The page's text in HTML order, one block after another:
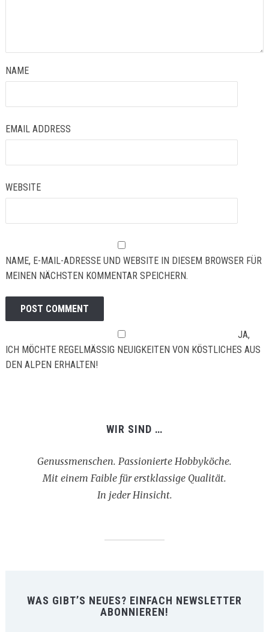
NAME
EMAIL ADDRESS
WEBSITE
NAME, E-MAIL-ADRESSE UND WEBSITE IN DIESEM BROWSER FÜR
MEINEN NÄCHSTEN KOMMENTAR SPEICHERN.
JA,
ICH MÖCHTE REGELMÄSSIG NEUIGKEITEN VON KÖSTLICHES AUS D
EN ALPEN ERHALTEN!
WIR SIND …
Genussmenschen. Passionierte Hobbyköche.
Mit einem Faible für erstklassige Qualität.
In jeder Hinsicht.
WAS GIBT’S NEUES? EINFACH NEWSLETTER
ABONNIEREN!